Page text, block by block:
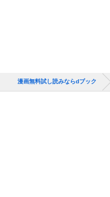
漫画無料試し読みならdブック